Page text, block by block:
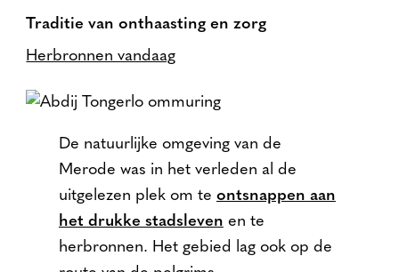
Traditie van onthaasting en zorg
Herbronnen vandaag
De natuurlijke omgeving van de
Merode was in het verleden al de
uitgelezen plek om te ontsnappen aan
het drukke stadsleven en te
herbronnen. Het gebied lag ook op de